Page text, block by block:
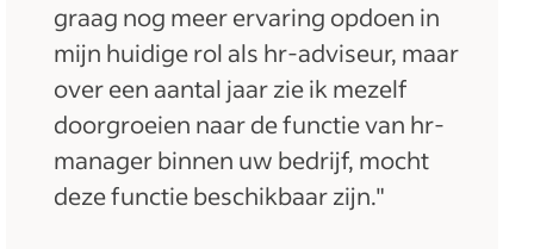
graag nog meer ervaring opdoen in
mijn huidige rol als hr-adviseur, maar
over een aantal jaar zie ik mezelf
doorgroeien naar de functie van hr-
manager binnen uw bedrijf, mocht
deze functie beschikbaar zijn."